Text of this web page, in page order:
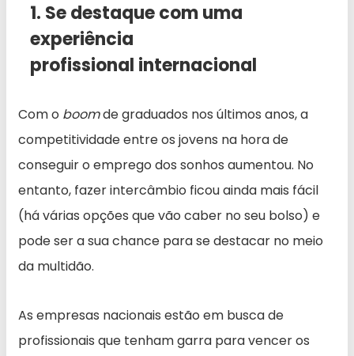
1. Se destaque com uma
experiência
profissional internacional
Com o boomde graduados nos últimos anos, a
competitividade entre os jovens na hora de
conseguir o emprego dos sonhos aumentou. No
entanto, fazer intercâmbio ficou ainda mais fácil
(há várias opções que vão caber no seu bolso) e
pode ser a sua chance para se destacar no meio
da multidão.
As empresas nacionais estão em busca de
profissionais que tenham garra para vencer os